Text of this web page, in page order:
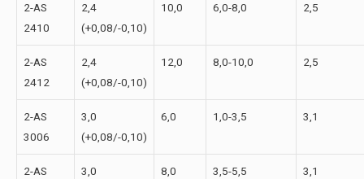
2-АS
2410
2,4
(+0,08/-0,10)
10,0 6,0-8,0 2,5
2-АS
2412
2,4
(+0,08/-0,10)
12,0 8,0-10,0 2,5
2-АS
3006
3,0
(+0,08/-0,10)
6,0 1,0-3,5 3,1
2-АS
3,0
8,0 3,5-5,5 3,1